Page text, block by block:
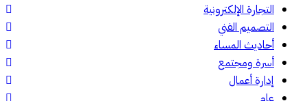
التجارة الإلكترونية
التصميم الفني
أحاديث المساء
أسرة ومجتمع
إدارة أعمال